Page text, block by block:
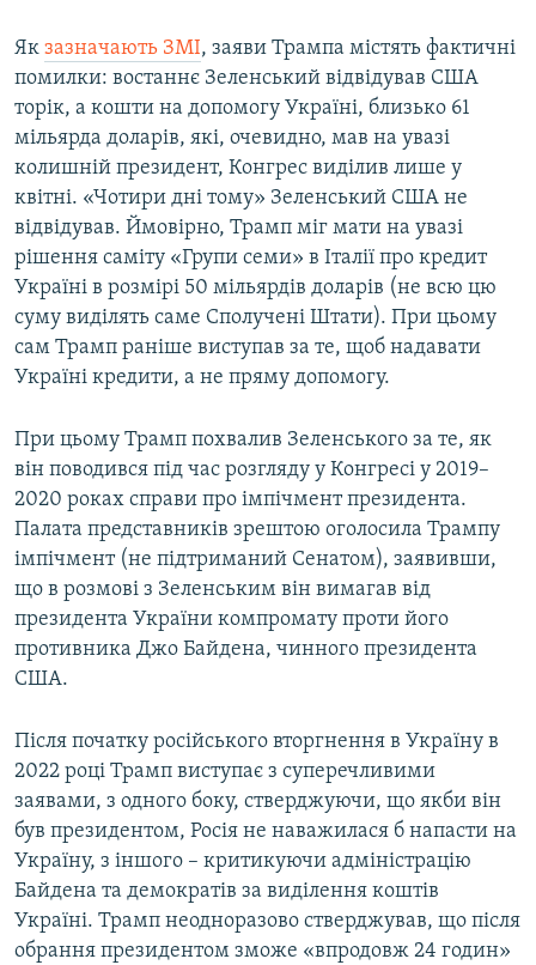
Як зазначають ЗМІ, заяви Трампа містять фактичні
помилки: востаннє Зеленський відвідував США
торік, а кошти на допомогу Україні, близько 61
мільярда доларів, які, очевидно, мав на увазі
колишній президент, Конгрес виділив лише у
квітні. «Чотири дні тому» Зеленський США не
відвідував. Ймовірно, Трамп міг мати на увазі
рішення саміту «Групи семи» в Італії про кредит
Україні в розмірі 50 мільярдів доларів (не всю цю
суму виділять саме Сполучені Штати). При цьому
сам Трамп раніше виступав за те, щоб надавати
Україні кредити, а не пряму допомогу.
При цьому Трамп похвалив Зеленського за те, як
він поводився під час розгляду у Конгресі у 2019–
2020 роках справи про імпічмент президента.
Палата представників зрештою оголосила Трампу
імпічмент (не підтриманий Сенатом), заявивши,
що в розмові з Зеленським він вимагав від
президента України компромату проти його
противника Джо Байдена, чинного президента
США.
Після початку російського вторгнення в Україну в
2022 році Трамп виступає з суперечливими
заявами, з одного боку, стверджуючи, що якби він
був президентом, Росія не наважилася б напасти на
Україну, з іншого – критикуючи адміністрацію
Байдена та демократів за виділення коштів
Україні. Трамп неодноразово стверджував, що після
обрання президентом зможе «впродовж 24 годин»